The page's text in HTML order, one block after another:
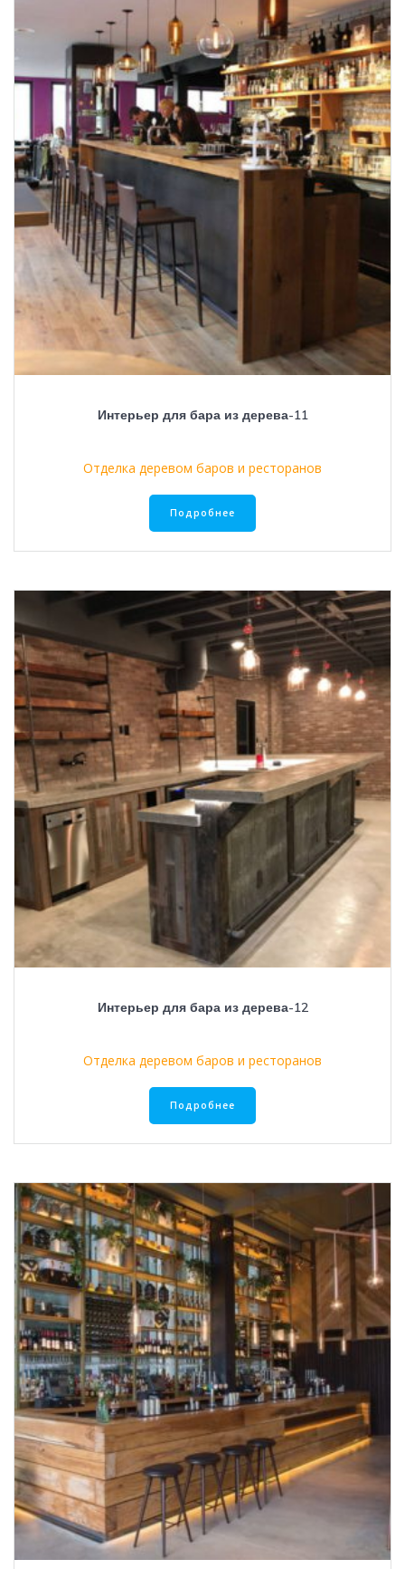
Интерьер для бара из дерева-11
Отделка деревом баров и ресторанов
Подробнее
Интерьер для бара из дерева-12
Отделка деревом баров и ресторанов
Подробнее